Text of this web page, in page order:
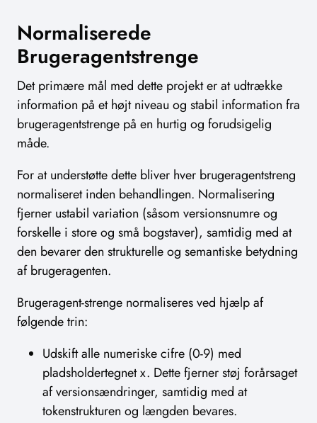
Normaliserede
Brugeragentstrenge
Det primære mål med dette projekt er at udtrække
information på et højt niveau og stabil information fra
brugeragentstrenge på en hurtig og forudsigelig
måde.
For at understøtte dette bliver hver brugeragentstreng
normaliseret inden behandlingen. Normalisering
fjerner ustabil variation (såsom versionsnumre og
forskelle i store og små bogstaver), samtidig med at
den bevarer den strukturelle og semantiske betydning
af brugeragenten.
Brugeragent-strenge normaliseres ved hjælp af
følgende trin:
Udskift alle numeriske cifre (0-9) med
pladsholdertegnet x. Dette fjerner støj forårsaget
af versionsændringer, samtidig med at
tokenstrukturen og længden bevares.